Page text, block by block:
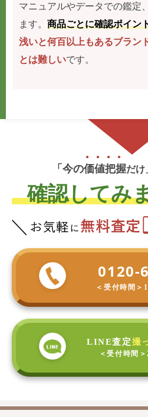
マニュアルやデータでの鑑定
ます。商品ごとに確認ポイン
浅いと何百以上もあるブラン
とは難しいです。
「今の価値把握だけ
確認してみ
0120-
＜受付時間＞
LINE査定撮
＜受付時間＞